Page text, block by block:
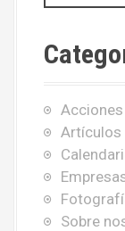
s
a
Artículos
Sobre